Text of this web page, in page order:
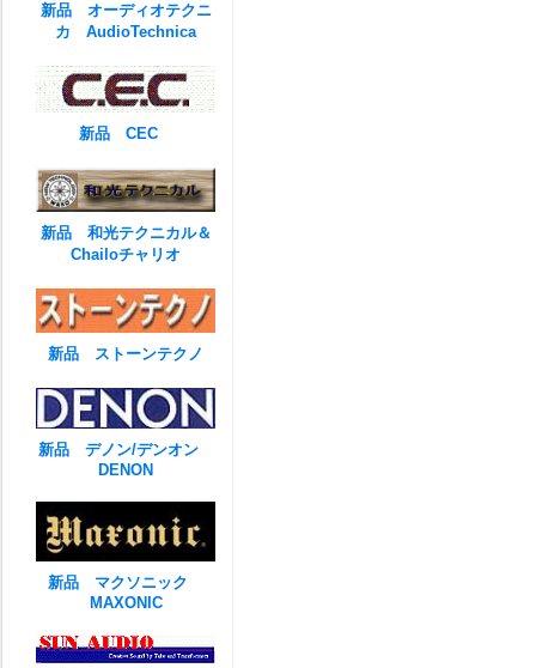
新品 オーディオテクニ
カ AudioTechnica
新品 CEC
新品 和光テクニカル＆
Chailoチャリオ
新品 ストーンテクノ
新品 デノン/デンオン
DENON
新品 マクソニック
MAXONIC